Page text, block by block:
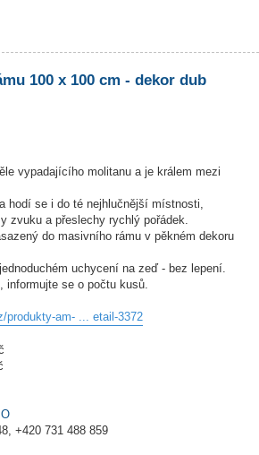
100 x 100 cm - dekor dub
vypadajícího molitanu a je králem mezi
hodí se i do té nejhlučnější místnosti,
zvuku a přeslechy rychlý pořádek.
do masivního rámu v pěkném dekoru
uchycení na zeď - bez lepení.
informujte se o počtu kusů.
produkty-am- ... etail-3372
+420 731 488 859